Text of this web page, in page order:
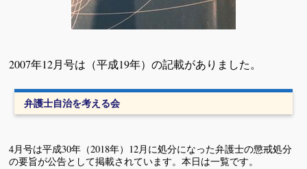
2007年12月号は（平成19年）の記載がありました。
弁護士自治を考える会
4月号は平成30年（2018年）12月に処分になった弁護士の懲戒処分
の要旨が公告として掲載されています。本日は一覧です。